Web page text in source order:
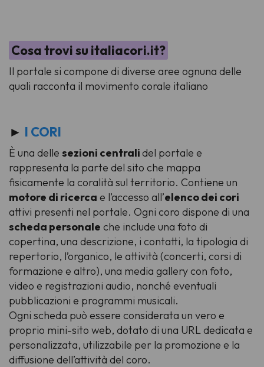
Cosa trovi su italiacori.it?
Il portale si compone di diverse aree ognuna delle
quali racconta il movimento corale italiano
► I CORI
È una delle sezioni centralidel portale e
rappresenta la parte del sito che mappa
fisicamente la coralità sul territorio. Contiene un
motore di ricerca e l’accesso all’elenco dei cori
attivi presenti nel portale. Ogni coro dispone di una
scheda personale che include una foto di
copertina, una descrizione, i contatti, la tipologia di
repertorio, l’organico, le attività (concerti, corsi di
formazione e altro), una media gallerycon foto,
video e registrazioni audio, nonché eventuali
pubblicazioni e programmi musicali.
Ogni scheda può essere considerata un vero e
proprio mini-sito web, dotato di una URL dedicata e
personalizzata, utilizzabile per la promozione e la
diffusione dell’attività del coro.